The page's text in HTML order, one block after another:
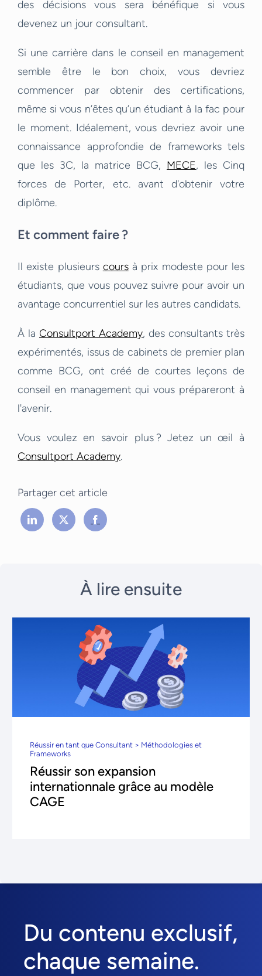
des décisions vous sera bénéfique si vous
devenez un jour consultant.
Si une carrière dans le conseil en management
semble être le bon choix, vous devriez
commencer par obtenir des certifications,
même si vous n’êtes qu’un étudiant à la fac pour
le moment. Idéalement, vous devriez avoir une
connaissance approfondie de frameworks tels
que les 3C, la matrice BCG, MECE, les Cinq
forces de Porter, etc. avant d'obtenir votre
diplôme.
Et comment faire ?
Il existe plusieurs coursà prix modeste pour les
étudiants, que vous pouvez suivre pour avoir un
avantage concurrentiel sur les autres candidats.
À la Consultport Academy, des consultants très
expérimentés, issus de cabinets de premier plan
comme BCG, ont créé de courtes leçons de
conseil en management qui vous prépareront à
l'avenir.
Vous voulez en savoir plus ? Jetez un œil à
Consultport Academy.
Partager cet article
À lire ensuite
Réussir en tant que Consultant > Méthodologies et
Frameworks
Réussir son expansion
internationnale grâce au modèle
CAGE
Du contenu exclusif,
chaque semaine.